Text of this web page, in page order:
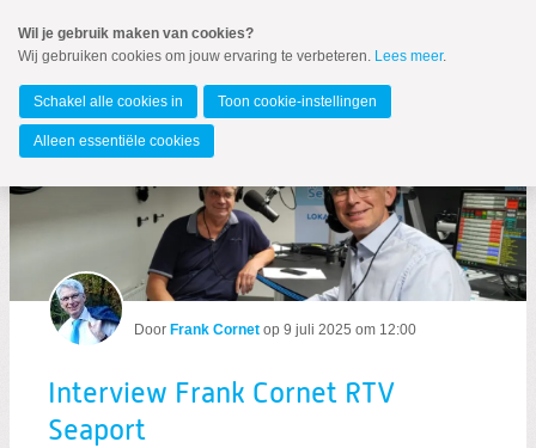
naar
Spring
de
inhoud
Spring
naar
hoofdmenu
IJmond
MENU
Zoeken
Door Frank Cornet op 9 juli 2025 om 12:00
Interview Frank Cornet RTV
Seaport
Wil je gebruik maken van cookies?
Wij gebruiken cookies om jouw ervaring te verbeteren. Lees meer.
Schakel alle cookies in Toon cookie-instellingen
Alleen essentiële cookies